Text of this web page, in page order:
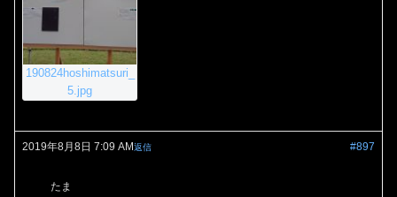
190824hoshimatsuri_
5.jpg
2019年8月8日 7:09 AM #897
返信
たま